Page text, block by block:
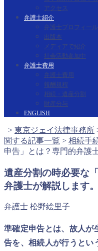
アクセス
弁護士紹介
弁護士プロフィール
出版本
メディアで紹介
社会活動参加中
弁護士費用
弁護士費用
報酬規程
相続・遺産分割
財産分与
ENGLISH
> 東京ジェイ法律事務所
関する記事一覧 > 相続手
申告」とは？専門的弁護
遺産分割の時必要な
弁護士が解説します。
弁護士 松野絵里子
準確定申告とは、故人が
告を、相続人が行うとい